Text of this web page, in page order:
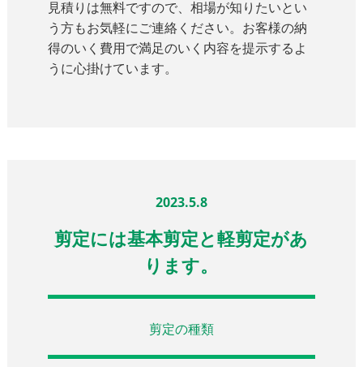
見積りは無料ですので、相場が知りたいとい
う方もお気軽にご連絡ください。お客様の納
得のいく費用で満足のいく内容を提示するよ
うに心掛けています。
2023.5.8
剪定には基本剪定と軽剪定があ
ります。
剪定の種類